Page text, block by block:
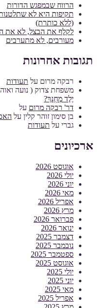
הרווח שבמפגש הדורות
תקיפות היא לא
(ללא כותרת)
לקלף את הבצל, לא את
מעורבים, לא מתערבים
תגובות אחרונות
רבקה מרום על תעודות
משפחת צדוק ( נועה
יֶלֶד מְחֻנָּךְ?
דר' רבקה מרום על
בן סימון זוהר קלין על
גברי על תעודות
ארכיונים
אוגוסט 2026
יולי 2026
יוני 2026
מאי 2026
אפריל 2026
מרץ 2026
פברואר 2026
ינואר 2026
דצמבר 2025
נובמבר 2025
ספטמבר 2025
אוגוסט 2025
יולי 2025
יוני 2025
מאי 2025
אפריל 2025